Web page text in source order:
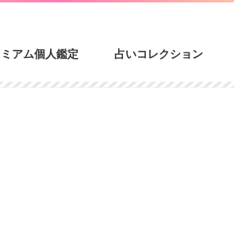
アム個人鑑定 占いコレクション